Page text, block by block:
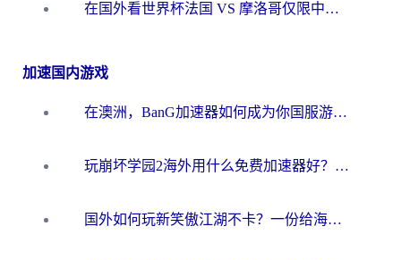
在国外看世界杯法国 VS 摩洛哥仅限中国大陆？海外党这样看中文解说赛事不卡顿
加速国内游戏
在澳洲，BanG加速器如何成为你国服游戏的“时光机”？
玩崩坏学园2海外用什么免费加速器好？2026海外党亲测国服游戏加速指南
国外如何玩新笑傲江湖不卡？一份给海外游子的终极网络指南